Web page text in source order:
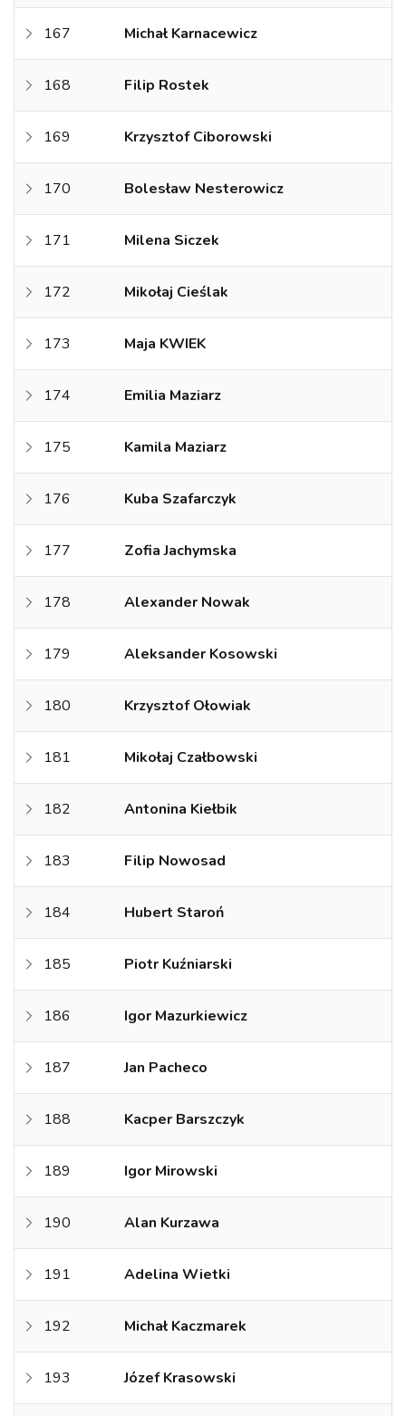
167 Michał Karnacewicz
168 Filip Rostek
169 Krzysztof Ciborowski
170 Bolesław Nesterowicz
171 Milena Siczek
172 Mikołaj Cieślak
173 Maja KWIEK
174 Emilia Maziarz
175 Kamila Maziarz
176 Kuba Szafarczyk
177 Zofia Jachymska
178 Alexander Nowak
179 Aleksander Kosowski
180 Krzysztof Ołowiak
181 Mikołaj Czałbowski
182 Antonina Kiełbik
183 Filip Nowosad
184 Hubert Staroń
185 Piotr Kuźniarski
186 Igor Mazurkiewicz
187 Jan Pacheco
188 Kacper Barszczyk
189 Igor Mirowski
190 Alan Kurzawa
191 Adelina Wietki
192 Michał Kaczmarek
193 Józef Krasowski